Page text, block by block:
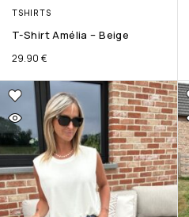
TSHIRTS
T-Shirt Amélia – Beige
29.90 €